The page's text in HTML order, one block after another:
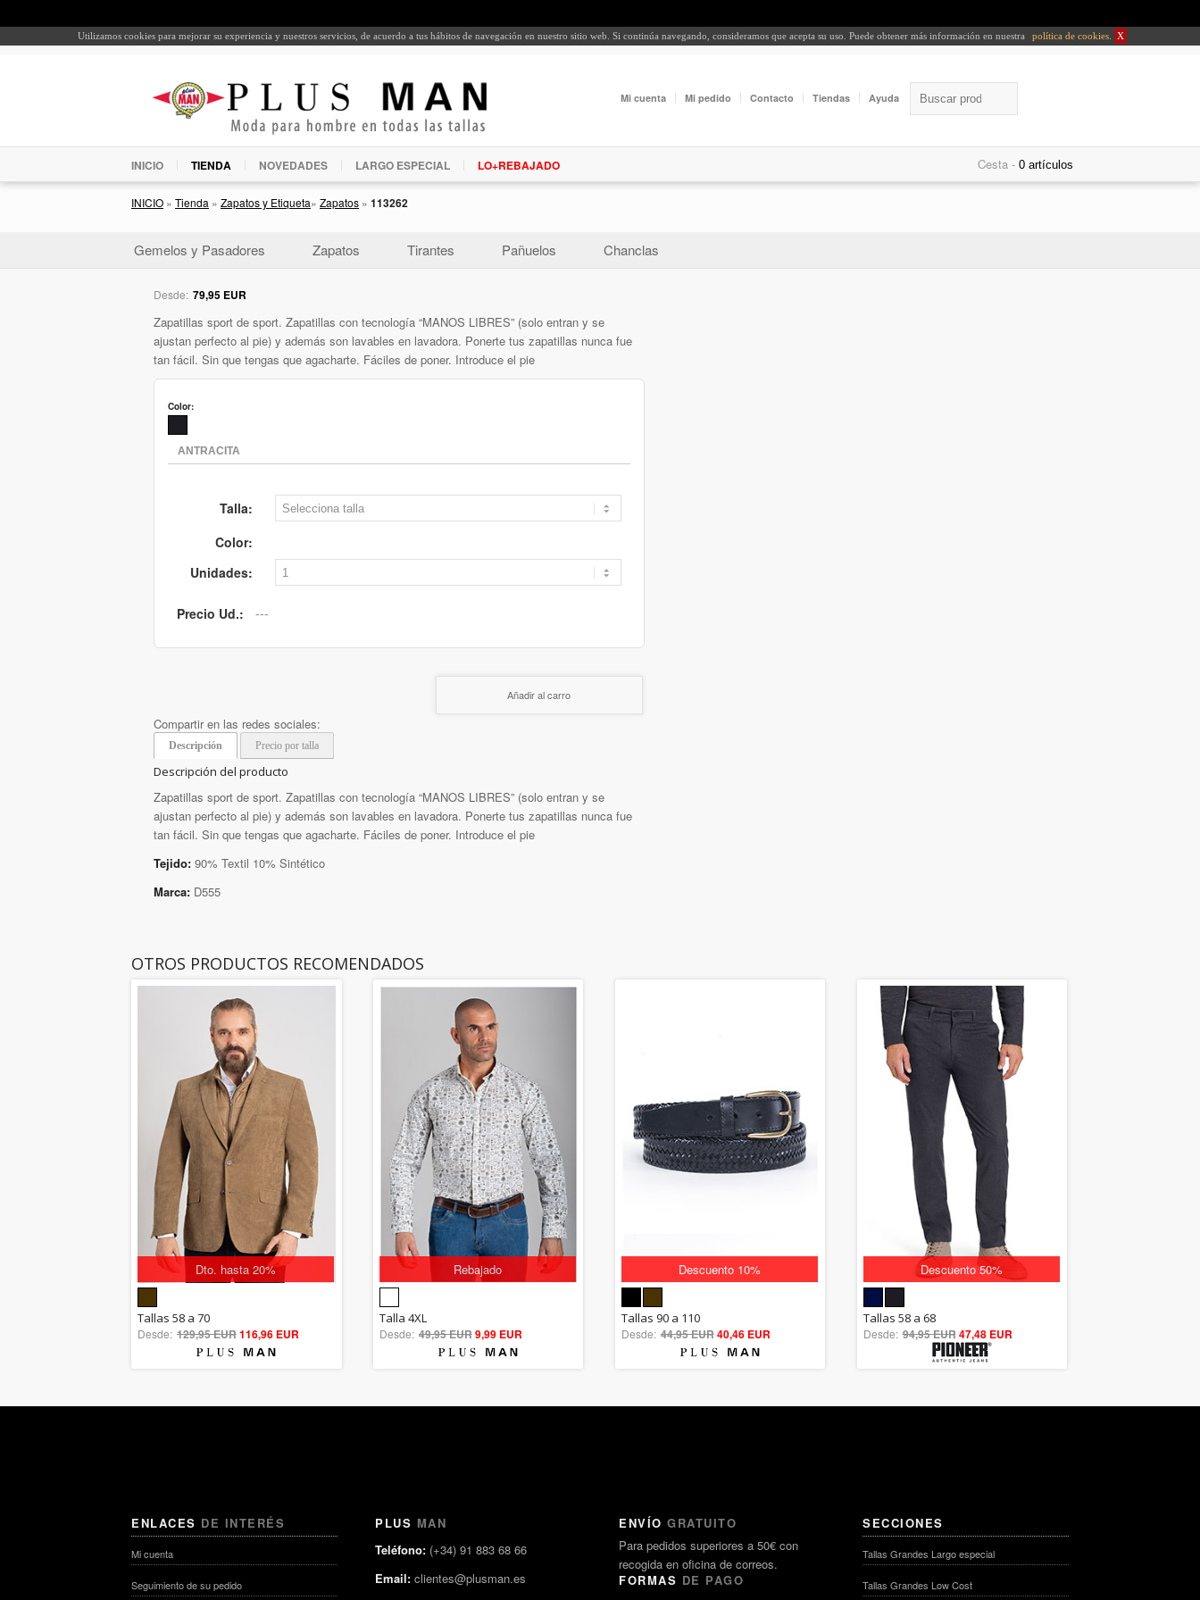
Utilizamos cookies para mejorar su experiencia y nuestros servicios, de acuerdo a tus hábitos de navegación en nuestro sitio web. Si continúa navegando, consideramos que acepta su uso. Puede obtener más información en nuestra política de cookies X
Mi cuenta Mi pedido Contacto Tiendas Ayuda
INICIO TIENDA NOVEDADES LARGO ESPECIAL LO+REBAJADO Cesta -
INICIO » Tienda » Zapatos y Etiqueta» Zapatos » 113262
Gemelos y Pasadores Zapatos Tirantes Pañuelos Chanclas
Desde: 79,95 EUR
Zapatillas sport de sport. Zapatillas con tecnología “MANOS LIBRES” (solo entran y se
ajustan perfecto al pie) y además son lavables en lavadora. Ponerte tus zapatillas nunca fue
tan fácil. Sin que tengas que agacharte. Fáciles de poner. Introduce el pie
Color:
Talla:
Color:
Unidades:
Precio Ud.:
Añadir al carro
Compartir en las redes sociales:
Descripción Precio por talla
Descripción del producto
Zapatillas sport de sport. Zapatillas con tecnología “MANOS LIBRES” (solo entran y se
ajustan perfecto al pie) y además son lavables en lavadora. Ponerte tus zapatillas nunca fue
tan fácil. Sin que tengas que agacharte. Fáciles de poner. Introduce el pie
Tejido: 90% Textil 10% Sintético
Marca: D555
OTROS PRODUCTOS RECOMENDADOS
Dto. hasta 20%
5.00
out of 5
Tallas 58 a 70
Desde: 129,95 EUR116,96 EUR
Rebajado
out of 5
Talla 4XL
Desde: 49,95 EUR9,99 EUR
Descuento 10%
5.00
out of 5
Tallas 90 a 110
Desde: 44,95 EUR40,46 EUR
Descuento 50%
5.00
out of 5
Tallas 58 a 68
Desde: 94,95 EUR47,48 EUR
ENLACES DE INTERÉS
Mi cuenta
Seguimiento de su pedido
PLUS MAN
Teléfono: (+34) 91 883 68 66
Email: clientes@plusman.es
ENVÍO GRATUITO
Para pedidos superiores a 50€ con
recogida en oficina de correos.
FORMAS DE PAGO
SECCIONES
Tallas Grandes Largo especial
Tallas Grandes Low Cost